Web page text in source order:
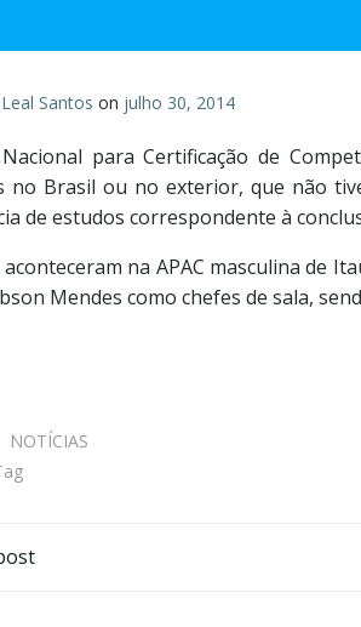
Santos on julho 30, 2014
para Certificação de
no Brasil ou no exterior, que não
de estudos correspondente à
na APAC masculina de
Mendes como chefes de sala,
NOTÍCIAS